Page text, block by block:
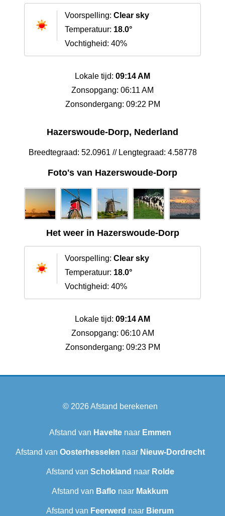
Voorspelling: Clear sky
Temperatuur: 18.0°
Vochtigheid: 40%
Lokale tijd: 09:14 AM
Zonsopgang: 06:11 AM
Zonsondergang: 09:22 PM
Hazerswoude-Dorp, Nederland
Breedtegraad: 52.0961 // Lengtegraad: 4.58778
Foto's van Hazerswoude-Dorp
Het weer in Hazerswoude-Dorp
Voorspelling: Clear sky
Temperatuur: 18.0°
Vochtigheid: 40%
Lokale tijd: 09:14 AM
Zonsopgang: 06:10 AM
Zonsondergang: 09:23 PM
© 2026Afstand berekenen
Afstand van Haveltenaar Emmen
Afstand van Oosterhesselen naar Nieuw-Dordrecht
Afstand van Schokland naar Rolde
Afstand van Baflo naar Makkum
Afstand van Feerwerd naar Bierum